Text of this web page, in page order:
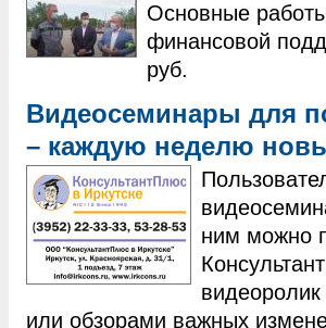
Основные
финансовой
руб.
Видеосеминары для
– каждую неделю
ним можно
или обзорами важных